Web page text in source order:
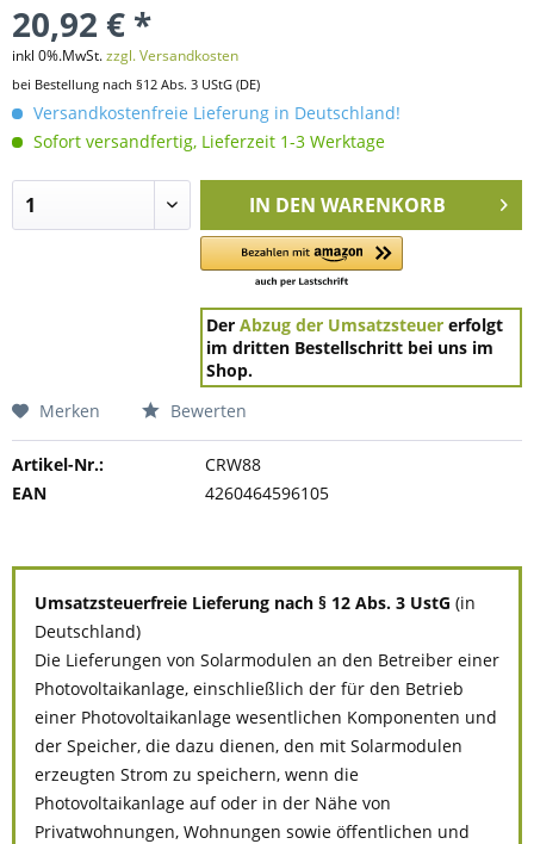
20,92 € *
inkl 0%.MwSt.zzgl. Versandkosten
bei Bestellung nach §12 Abs. 3 UStG (DE)
Versandkostenfreie Lieferung in Deutschland!
Sofort versandfertig, Lieferzeit 1-3 Werktage
IN DEN WARENKORB
DerAbzug der Umsatzsteuer erfolgt
im dritten Bestellschritt bei uns im
Shop.
Merken
Bewerten
Artikel-Nr.:
CRW88
EAN
4260464596105
Umsatzsteuerfreie Lieferung nach § 12 Abs. 3 UstG (in
Deutschland)
Die Lieferungen von Solarmodulen an den Betreiber einer
Photovoltaikanlage, einschließlich der für den Betrieb
einer Photovoltaikanlage wesentlichen Komponenten und
der Speicher, die dazu dienen, den mit Solarmodulen
erzeugten Strom zu speichern, wenn die
Photovoltaikanlage auf oder in der Nähe von
Privatwohnungen, Wohnungen sowie öffentlichen und